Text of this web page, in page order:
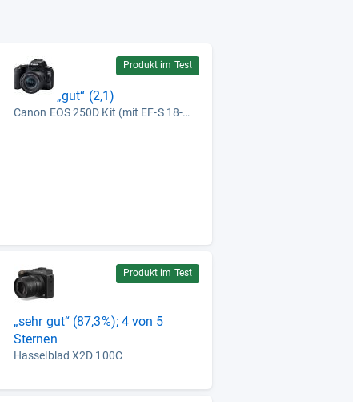
Produkt im Test
„gut“ (2,1)
Canon EOS 250D Kit (mit EF-S 18-55mm F4-5,6 IS STM)
Produkt im Test
„sehr gut“ (87,3%); 4 von 5
Sternen
Hasselblad X2D 100C